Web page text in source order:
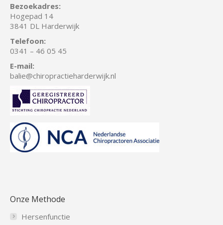
Bezoekadres:
Hogepad 14
3841 DL Harderwijk
Telefoon:
0341 – 46 05 45
E-mail:
balie@chiropractieharderwijk.nl
Onze Methode
Hersenfunctie